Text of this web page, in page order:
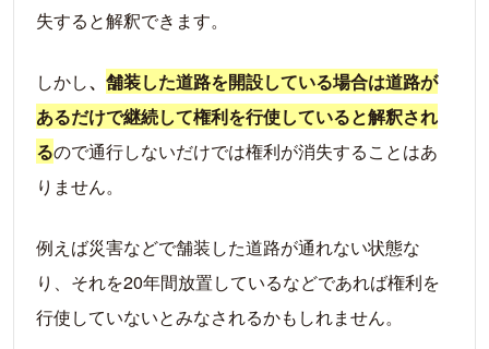
失すると解釈できます。
しかし、 舗装した道路を開設している場合は道路が
あるだけで継続して権利を行使していると解釈され
るので通行しないだけでは権利が消失することはあ
りません。
例えば災害などで舗装した道路が通れない状態な
り、それを20年間放置しているなどであれば権利を
行使していないとみなされるかもしれません。